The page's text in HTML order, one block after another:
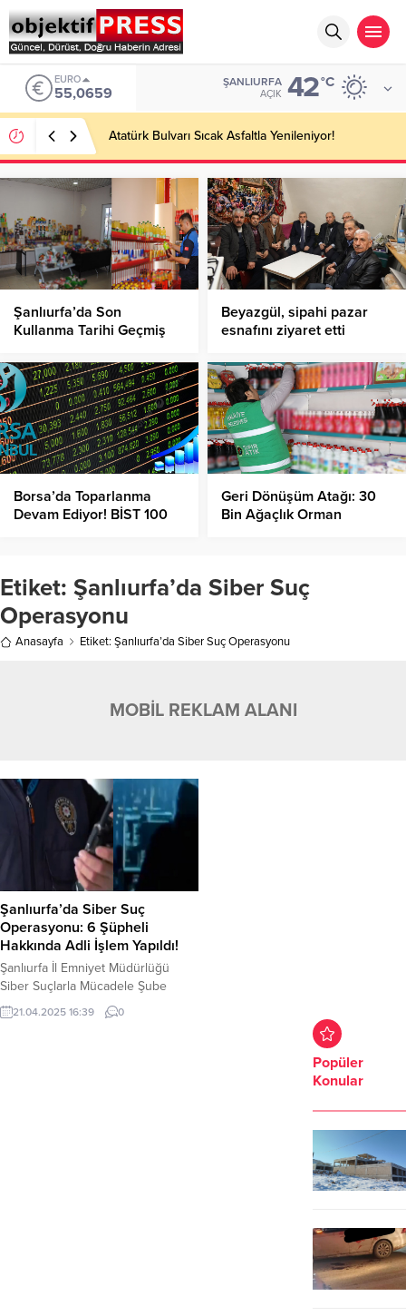
EURO
55,0659
ŞANLIURFA
AÇIK 42°C
Atatürk Bulvarı Sıcak Asfaltla Yenileniyor!
Şanlıurfa’da Son
Kullanma Tarihi Geçmiş
Beyazgül, sipahi pazar
esnafını ziyaret etti
Borsa’da Toparlanma
Devam Ediyor! BİST 100
Geri Dönüşüm Atağı: 30
Bin Ağaçlık Orman
Etiket: Şanlıurfa’da Siber Suç
Operasyonu
Anasayfa Etiket: Şanlıurfa’da Siber Suç Operasyonu
MOBİL REKLAM ALANI
Şanlıurfa’da Siber Suç
Operasyonu: 6 Şüpheli
Hakkında Adli İşlem Yapıldı!
Şanlıurfa İl Emniyet Müdürlüğü
Siber Suçlarla Mücadele Şube
Müdürlüğü tarafından 14-18 Nisan
2025 tarihleri arasında
21.04.2025 16:39 0
Popüler
Konular